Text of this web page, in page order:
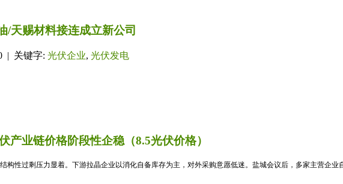
/天赐材料接连成立新公司
| 关键字: 光伏企业, 光伏发电
产业链价格阶段性企稳（8.5光伏价格）
构性过剩压力显着。下游拉晶企业以消化自备库存为主，对外采购意愿低迷。盐城会议后，多家主营企业